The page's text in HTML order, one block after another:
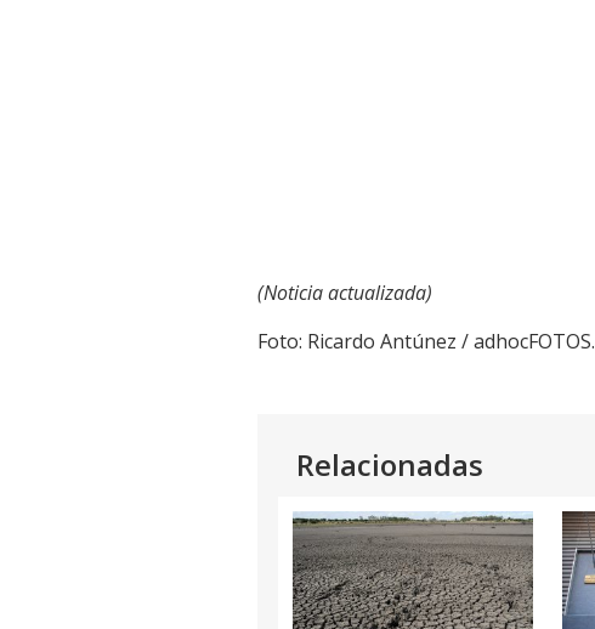
(Noticia actualizada)
Foto: Ricardo Antúnez / adhocFOTOS.
Relacionadas